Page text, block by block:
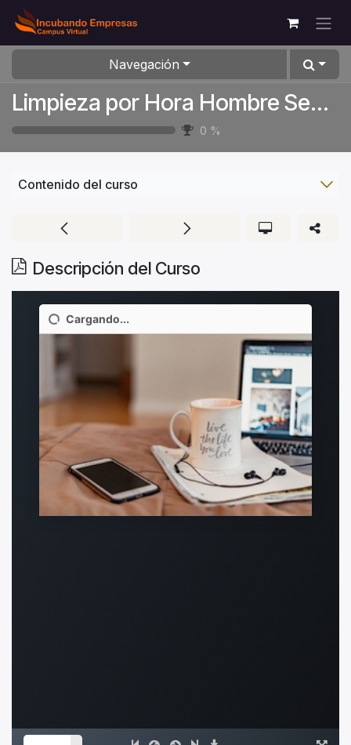
Ir al contenido
Navegación
Limpieza por Hora Hombre Sector Minero
0 %
Contenido del curso
Descripción del Curso